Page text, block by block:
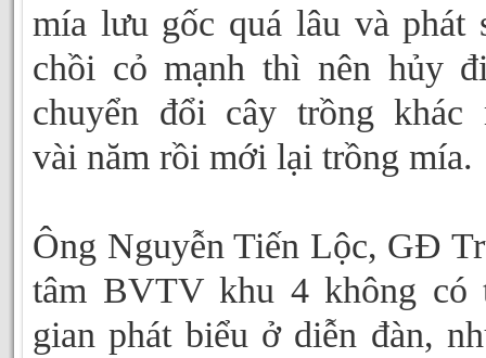
mía lưu gốc quá lâu và phát
chồi cỏ mạnh thì nên hủy
chuyển đổi cây trồng khác
vài năm rồi mới lại trồng mía.
Ông Nguyễn Tiến Lộc, GĐ
tâm BVTV khu 4 không có
gian phát biểu ở diễn đàn,